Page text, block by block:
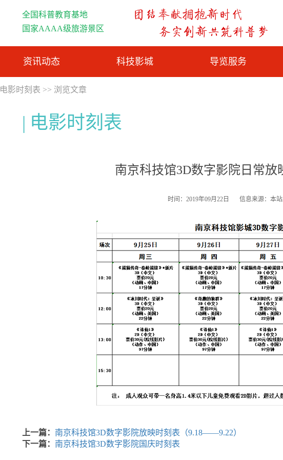
全国科普教育基地
国家AAAA级旅游景区
资讯动态 科技影城 导览服务
电影时刻表 >> 浏览文章
电影时刻表
南京科技馆3D数字影院日常放
时间：2019年09月22日 信息来源：本站
上一篇： 南京科技馆3D数字影院放映时刻表（9.18——9.22）
下一篇： 南京科技馆3D数字影院国庆时刻表